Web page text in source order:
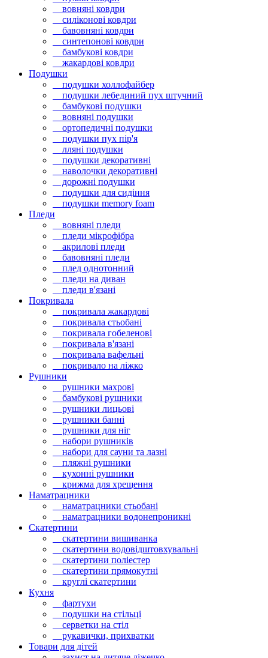
вовняні ковдри
силіконові ковдри
бавовняні ковдри
синтепонові ковдри
бамбукові ковдри
жакардові ковдри
Подушки
подушки холлофайбер
подушки лебединий пух штучний
бамбукові подушки
вовняні подушки
ортопедичні подушки
подушки пух пір'я
лляні подушки
подушки декоративні
наволочки декоративні
дорожні подушки
подушки для сидіння
подушки memory foam
Пледи
вовняні пледи
пледи мікрофібра
акрилові пледи
бавовняні пледи
плед однотонний
пледи на диван
пледи в'язані
Покривала
покривала жакардові
покривала стьобані
покривала гобеленові
покривала в'язані
покривала вафельні
покривало на ліжко
Рушники
рушники махрові
бамбукові рушники
рушники лицьові
рушники банні
рушники для ніг
набори рушників
набори для сауни та лазні
пляжні рушники
кухонні рушники
крижма для хрещення
Наматрацники
наматрацники стьобані
наматрацники водонепроникні
Скатертини
скатертини вишиванка
скатертини водовідштовхувальні
скатертини поліестер
скатертини прямокутні
круглі скатертини
Кухня
фартухи
подушки на стільці
серветки на стіл
рукавички, прихватки
Товари для дітей